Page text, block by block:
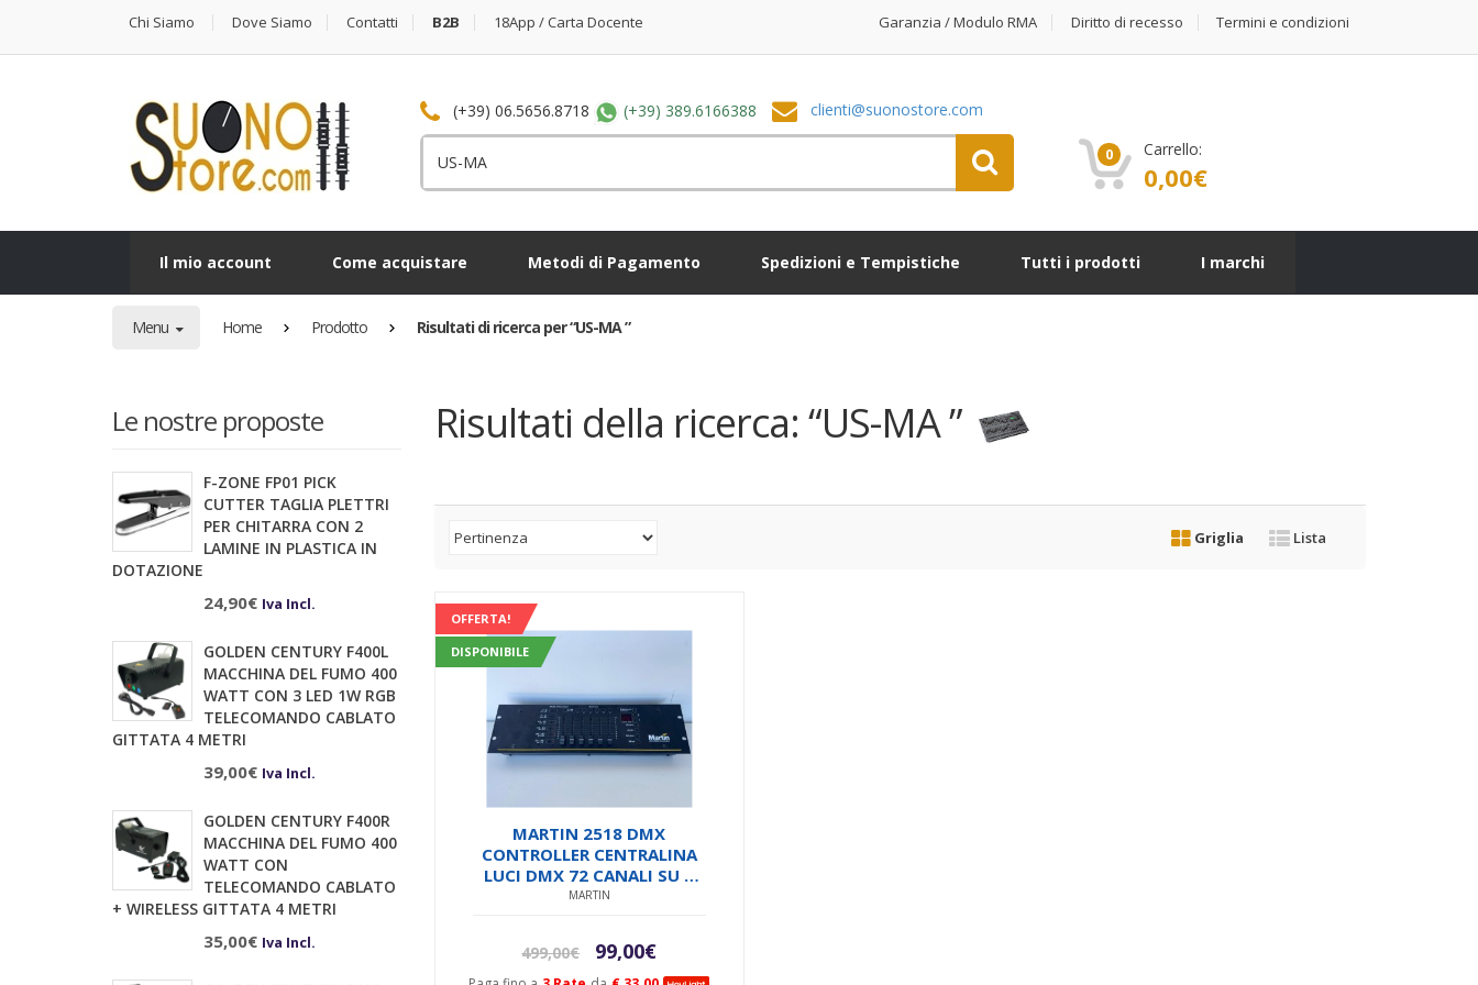
Chi Siamo Dove Siamo Contatti B2B 18App / Carta Docente Garanzia / Modulo RMA Diritto di recesso Termini e condizioni
(+39) 06.5656.8718 (+39) 389.6166388
clienti@suonostore.com
per:
0 Carrello:
0,00€
Il mio account Come acquistare Metodi di Pagamento Spedizioni e Tempistiche Tutti i prodotti I marchi
Menu Home Prodotto Risultati di ricerca per “US-MA ”
Risultati della ricerca: “US-MA ”
Griglia Lista
OFFERTA!
DISPONIBILE
MARTIN 2518 DMX
CONTROLLER CENTRALINA
LUCI DMX 72 CANALI SU 6
SLIDER 30 BANCHI X 6 SCENE
MARTIN
499,00€
Il
99,00€Il
Le nostre proposte
F-ZONE FP01 PICK
CUTTER TAGLIA PLETTRI
PER CHITARRA CON 2
LAMINE IN PLASTICA IN
DOTAZIONE
24,90€ Iva Incl.
GOLDEN CENTURY F400L
MACCHINA DEL FUMO 400
WATT CON 3 LED 1W RGB
TELECOMANDO CABLATO
GITTATA 4 METRI
39,00€ Iva Incl.
GOLDEN CENTURY F400R
MACCHINA DEL FUMO 400
WATT CON
TELECOMANDO CABLATO
+ WIRELESS GITTATA 4 METRI
35,00€ Iva Incl.